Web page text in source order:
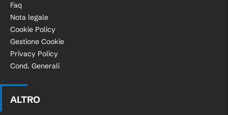
Faq
Nota legale
Cookie Policy
Gestione Cookie
Privacy Policy
Cond. Generali
ALTRO